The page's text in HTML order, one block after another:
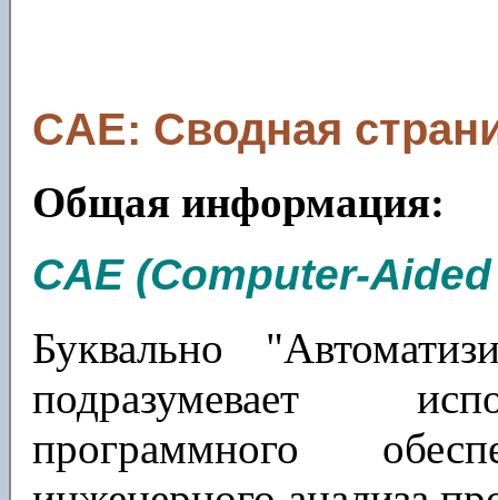
CAE: Сводная
Общая информация:
CAE (Computer-
Буквально
подразумевает
программного